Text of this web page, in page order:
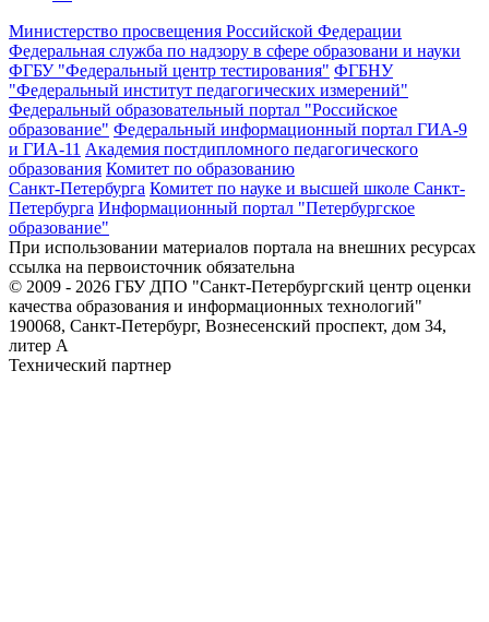
Министерство просвещения Российской Федерации
Федеральная служба по надзору в сфере образовани и науки
ФГБУ "Федеральный центр тестирования" ФГБНУ
"Федеральный институт педагогических измерений"
Федеральный образовательный портал "Российское
образование" Федеральный информационный портал ГИА-9
и ГИА-11 Академия постдипломного педагогического
образования Комитет по образованию
Санкт-Петербурга Комитет по науке и высшей школе Санкт-
Петербурга Информационный портал "Петербургское
образование"
При использовании материалов портала на внешних ресурсах
ссылка на первоисточник обязательна
© 2009 - 2026 ГБУ ДПО "Санкт-Петербургский центр оценки
качества образования и информационных технологий"
190068, Санкт-Петербург, Вознесенский проспект, дом 34,
литер А
Технический партнер